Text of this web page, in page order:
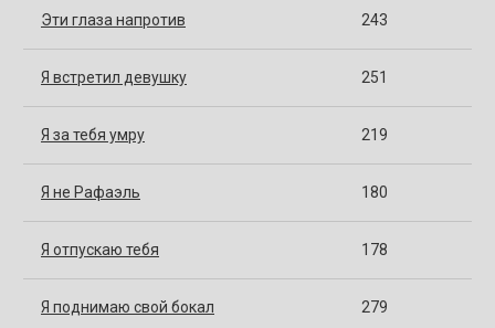
Эти глаза напротив 243
Я встретил девушку 251
Я за тебя умру 219
Я не Рафаэль 180
Я отпускаю тебя 178
Я поднимаю свой бокал 279